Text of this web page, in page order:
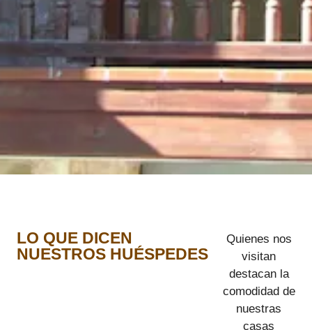
LO QUE DICEN
NUESTROS HUÉSPEDES
Quienes nos
visitan
destacan la
comodidad de
nuestras
casas